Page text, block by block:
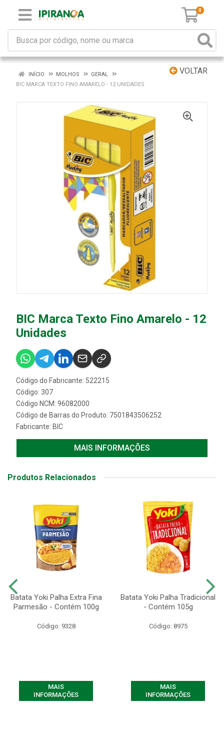
0
VOLTAR
INÍCIO MOLHOS
GERAL
BIC MARCA TEXTO FINO AMARELO - 12 UNIDADES
BIC Marca Texto Fino Amarelo - 12
Unidades
Código do Fabricante: 522215
Código: 307
Código NCM: 96082000
Código de Barras do Produto: 7501843506252
Fabricante: BIC
MAIS INFORMAÇÕES
Produtos Relacionados
Batata Yoki Palha Extra Fina
Parmesão - Contém 100g
Código: 9328
MAIS
INFORMAÇÕES
Batata Yoki Palha Tradicional
- Contém 105g
Código: 8975
MAIS
INFORMAÇÕES